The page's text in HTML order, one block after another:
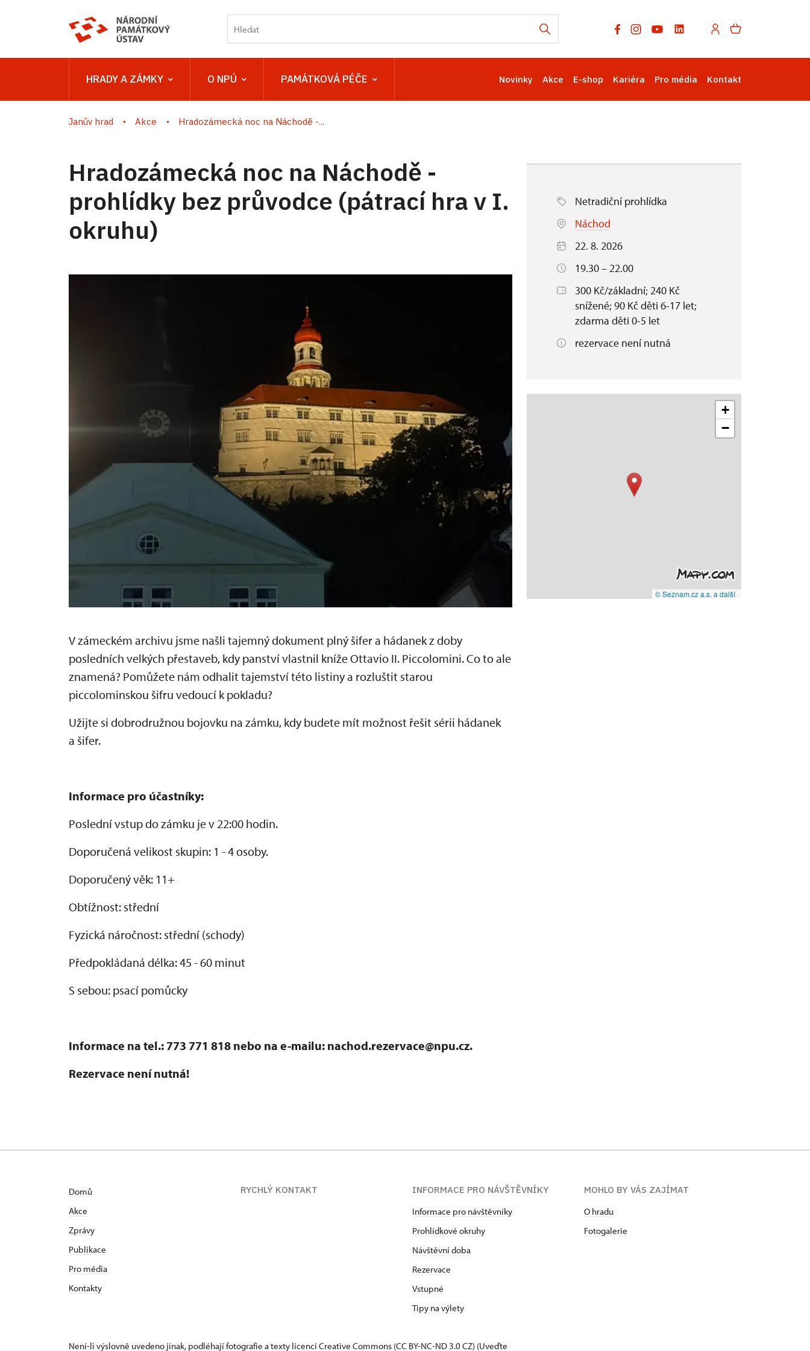
HRADY A ZÁMKY O NPÚ PAMÁTKOVÁ PÉČE Novinky Akce E-shop Kariéra Pro média Kontakt
Janův hrad Akce Hradozámecká noc na Náchodě -...
Hradozámecká noc na Náchodě -
prohlídky bez průvodce (pátrací hra v I.
okruhu)
V zámeckém archivu jsme našli tajemný dokument plný šifer a hádanek z doby
posledních velkých přestaveb, kdy panství vlastnil kníže Ottavio II. Piccolomini. Co to ale
znamená? Pomůžete nám odhalit tajemství této listiny a rozluštit starou
piccolominskou šifru vedoucí k pokladu?
Užijte si dobrodružnou bojovku na zámku, kdy budete mít možnost řešit sérii hádanek
a šifer.
Informace pro účastníky:
Poslední vstup do zámku je v 22:00 hodin.
Doporučená velikost skupin: 1 - 4 osoby.
Doporučený věk: 11+
Obtížnost: střední
Fyzická náročnost: střední (schody)
Předpokládaná délka: 45 - 60 minut
S sebou: psací pomůcky
Informace na tel.: 773 771 818 nebo na e-mailu: nachod.rezervace@npu.cz.
Rezervace není nutná!
Netradiční prohlídka
Náchod
22. 8. 2026
19.30 – 22.00
300 Kč/základní; 240 Kč
snížené; 90 Kč děti 6-17 let;
zdarma děti 0-5 let
rezervace není nutná
+
−
© Seznam.cz a.s. a další
Domů
Akce
Zprávy
Publikace
Pro média
Kontakty
RYCHLÝ KONTAKT
INFORMACE PRO NÁVŠTĚVNÍKY
Informace pro návštěvníky
Prohlídkové okruhy
Návštěvní doba
Rezervace
Vstupné
Tipy na výlety
MOHLO BY VÁS ZAJÍMAT
O hradu
Fotogalerie
Není-li výslovně uvedeno jinak, podléhají fotografie a texty licenci Creative Commons (CC BY-NC-ND 3.0 CZ) (Uveďte